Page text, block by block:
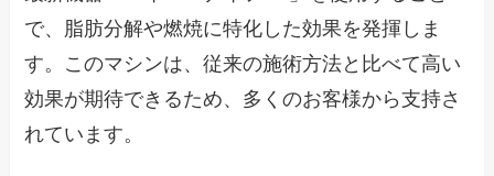
で、脂肪分解や燃焼に特化した効果を発揮しま
す。このマシンは、従来の施術方法と比べて高い
効果が期待できるため、多くのお客様から支持さ
れています。